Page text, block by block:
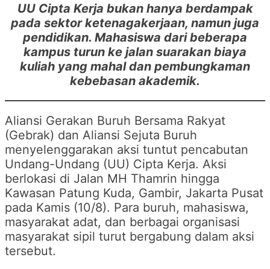
UU Cipta Kerja bukan hanya berdampak
pada sektor ketenagakerjaan, namun juga
pendidikan. Mahasiswa dari beberapa
kampus turun ke jalan suarakan biaya
kuliah yang mahal dan pembungkaman
kebebasan akademik.
Aliansi Gerakan Buruh Bersama Rakyat
(Gebrak) dan Aliansi Sejuta Buruh
menyelenggarakan aksi tuntut pencabutan
Undang-Undang (UU) Cipta Kerja. Aksi
berlokasi di Jalan MH Thamrin hingga
Kawasan Patung Kuda, Gambir, Jakarta Pusat
pada Kamis (10/8). Para buruh, mahasiswa,
masyarakat adat, dan berbagai organisasi
masyarakat sipil turut bergabung dalam aksi
tersebut.